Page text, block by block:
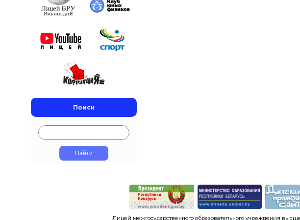
Поиск
Лицей межгосударственного образовательного учреждения